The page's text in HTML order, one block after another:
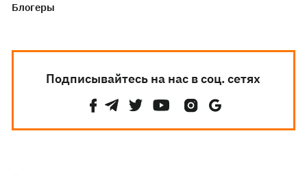
Блогеры
Подписывайтесь на нас в соц. сетях